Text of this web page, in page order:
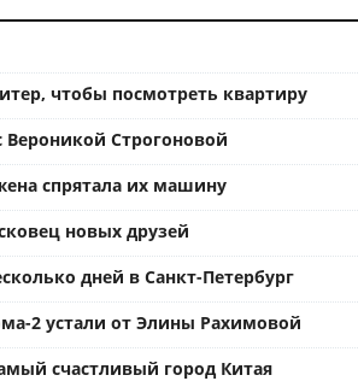
чтобы посмотреть квартиру
Строгоновой
спрятала их машину
новых друзей
дней в Санкт-Петербург
2 устали от Элины Рахимовой
счастливый город Китая